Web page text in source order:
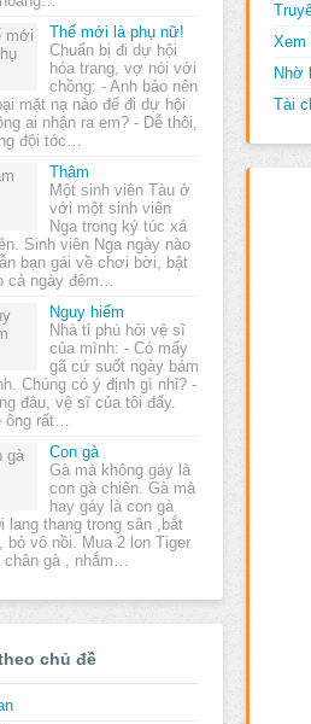
Thế mới là phụ nữ!
Chuẩn bị đi dự hội
hóa trang, vợ nói với
chồng: - Anh bảo nên
mặt nạ nào để đi dự hội
ai nhận ra em? - Dễ thôi,
đội tóc…
Thâm
Một sinh viên Tàu ở
với một sinh viên
Nga trong ký túc xá
Sinh viên Nga ngày nào
bạn gái về chơi bời, bật
cả ngày đêm…
Nguy hiểm
Nhà tỉ phú hỏi vệ sĩ
của mình: - Có mấy
gã cứ suốt ngày bám
Chúng có ý định gì nhỉ? -
đâu, vệ sĩ của tôi đấy.
ông rất…
Con gà
Gà mà không gáy là
con gà chiên. Gà mà
hay gáy là con gà
lang thang trong sân ,bắt
bỏ vô nồi. Mua 2 lon Tiger
chân gà , nhắm…
chủ đề
Xem
Nhờ
Tài